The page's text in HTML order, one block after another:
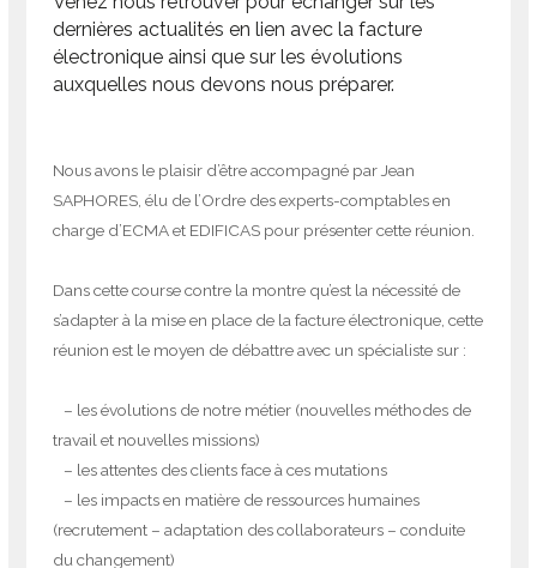
dernières actualités en lien avec la facture
électronique ainsi que sur les évolutions
auxquelles nous devons nous préparer.
Nous avons le plaisir d’être accompagné par Jean
SAPHORES, élu de l’Ordre des experts-comptables en
charge d’ECMA et EDIFICAS pour présenter cette réunion.
Dans cette course contre la montre qu’est la nécessité de
s’adapter à la mise en place de la facture électronique, cette
réunion est le moyen de débattre avec un spécialiste sur :
– les évolutions de notre métier (nouvelles méthodes de
travail et nouvelles missions)
– les attentes des clients face à ces mutations
– les impacts en matière de ressources humaines
(recrutement – adaptation des collaborateurs – conduite
du changement)